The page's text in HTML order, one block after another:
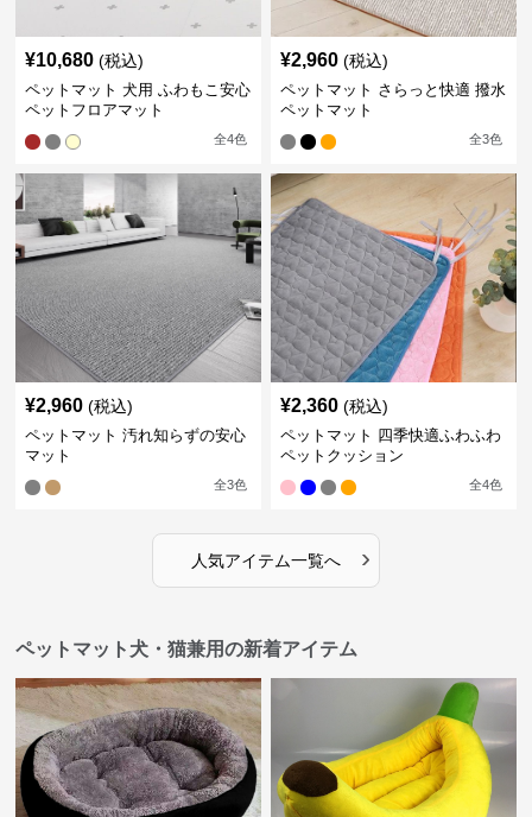
¥10,680 (税込)
ペットマット 犬用 ふわもこ安心
ペットフロアマット
全4色
¥2,960 (税込)
ペットマット さらっと快適 撥水
ペットマット
全3色
¥2,960 (税込)
ペットマット 汚れ知らずの安心
マット
全3色
¥2,360 (税込)
ペットマット 四季快適ふわふわ
ペットクッション
全4色
人気アイテム一覧へ ›
ペットマット犬・猫兼用の新着アイテム